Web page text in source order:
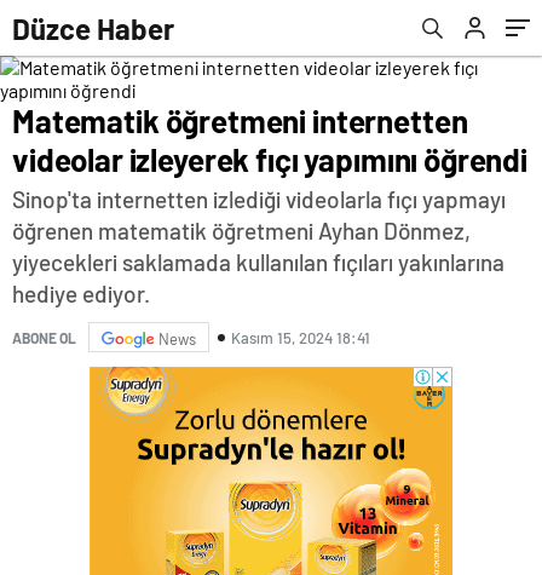
Düzce Haber
Matematik öğretmeni internetten
videolar izleyerek fıçı yapımını öğrendi
Sinop'ta internetten izlediği videolarla fıçı yapmayı
öğrenen matematik öğretmeni Ayhan Dönmez,
yiyecekleri saklamada kullanılan fıçıları yakınlarına
hediye ediyor.
ABONE OL News Kasım 15, 2024 18:41